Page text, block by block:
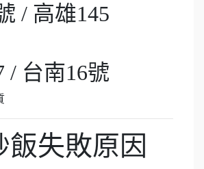
/ 高雄145
/ 台南16號
飯失敗原因